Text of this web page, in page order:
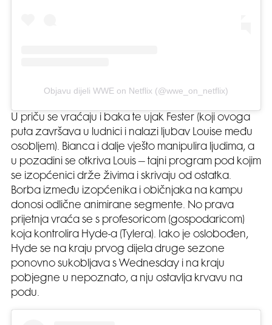
Objavu dijeli WWE on Netflix (@wwe_on_netflix)
U priču se vraćaju i baka te ujak Fester (koji ovoga
puta završava u ludnici i nalazi ljubav Louise među
osobljem). Bianca i dalje vješto manipulira ljudima, a
u pozadini se otkriva Louis – tajni program pod kojim
se izopćenici drže živima i skrivaju od ostatka.
Borba između izopćenika i običnjaka na kampu
donosi odlične animirane segmente. No prava
prijetnja vraća se s profesoricom (gospodaricom)
koja kontrolira Hyde-a (Tylera). Iako je oslobođen,
Hyde se na kraju prvog dijela druge sezone
ponovno sukobljava s Wednesday i na kraju
pobjegne u nepoznato, a nju ostavlja krvavu na
podu.